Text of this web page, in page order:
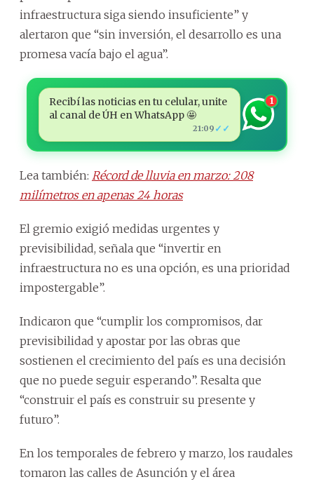
infraestructura siga siendo insuficiente” y
alertaron que “sin inversión, el desarrollo es una
promesa vacía bajo el agua”.
Recibí las noticias en tu celular, unite
al canal de ÚH en WhatsApp 🤩
21:09 ✓✓
1
Lea también: Récord de lluvia en marzo: 208
milímetros en apenas 24 horas
El gremio exigió medidas urgentes y
previsibilidad, señala que “invertir en
infraestructura no es una opción, es una prioridad
impostergable”.
Indicaron que “cumplir los compromisos, dar
previsibilidad y apostar por las obras que
sostienen el crecimiento del país es una decisión
que no puede seguir esperando”. Resalta que
“construir el país es construir su presente y
futuro”.
En los temporales de febrero y marzo, los raudales
tomaron las calles de Asunción y el área